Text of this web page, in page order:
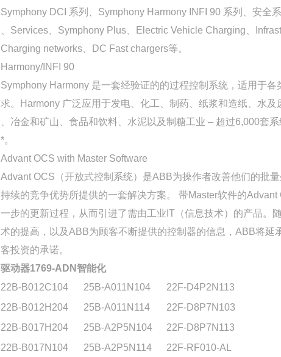
Symphony DCI 系列、Symphony Harmony INFI 90 系列、安全
、Services、Symphony Plus、Electric Vehicle Charging、
Charging networks、DC Fast chargers等。
Harmony/INFI 90
Symphony Harmony 是一套经验证的的过程控制系统，适用于各
求。Harmony 广泛应用于发电、化工、制药、纸浆和造纸、水及
、冶金和矿山、食品和饮料、水泥以及制糖工业 – 超过6,000套
*。
Advant OCS with Master Software
Advant OCS（开放式控制系统）是ABB为操作者改善他们的批
持续的竞争优势所提供的一套解决方案。 带Master软件的Advant
一步的更新过程，从而引进了需由工业IT（信息技术）的产品。
术的提高，以及ABB为顾客不断提供的控制器的信息，ABB将延
客投资的承诺。
驱动器1769-ADN智能化
22B-B012C104
25B-A011N104
22F-D4P2N113
22B-B012H204
25B-A011N114
22F-D8P7N103
22B-B017H204
25B-A2P5N104
22F-D8P7N113
22B-B017N104
25B-A2P5N114
22F-RF010-AL